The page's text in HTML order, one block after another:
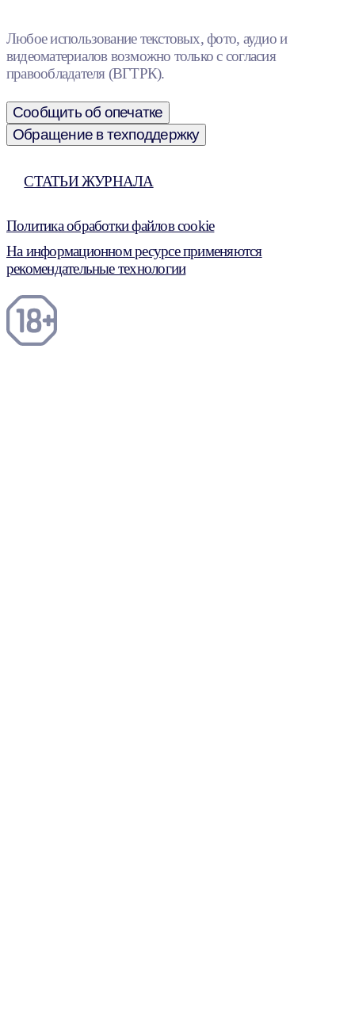
Любое использование текстовых, фото, аудио и
видеоматериалов возможно только с согласия
правообладателя (ВГТРК).
Сообщить об опечатке
Обращение в техподдержку
СТАТЬИ ЖУРНАЛА
Политика обработки файлов cookie
На информационном ресурсе применяются
рекомендательные технологии